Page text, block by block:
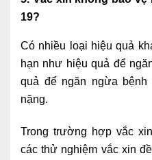
19?
Có nhiều loại hiệu quả
hạn như hiệu quả để
quả để ngăn ngừa
nặng.
Trong trường hợp vắc
các thử nghiệm vắc xin